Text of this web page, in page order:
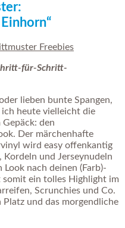
Freebies
für-Schritt-
lieben bunte Spangen,
heute vielleicht die
den
Der märchenhafte
wird easy offenkantig
und Jerseynudeln
nach deinen (Farb)-
ein tolles Highlight im
Scrunchies und Co.
und das morgendliche